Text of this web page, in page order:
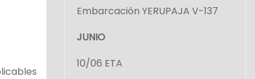
Embarcación YERUPAJA V-137
JUNIO
10/06 ETA